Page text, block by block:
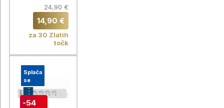
vgrajenim
časovnikom,
Chameleon
24,90 €
14,90 €
za 30 Zlatih
točk
Splača
se
-54